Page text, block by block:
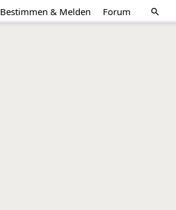
Bestimmen & Melden Forum search